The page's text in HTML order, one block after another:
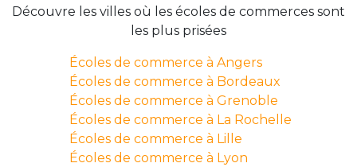
Découvre les villes où les écoles de commerces sont
les plus prisées
Écoles de commerce à Angers
Écoles de commerce à Bordeaux
Écoles de commerce à Grenoble
Écoles de commerce à La Rochelle
Écoles de commerce à Lille
Écoles de commerce à Lyon